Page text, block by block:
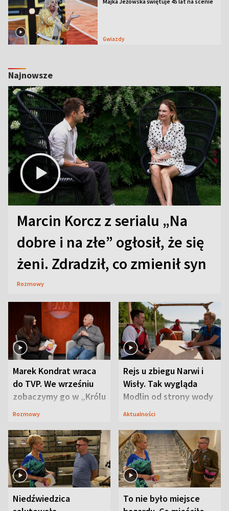
Gwiazdy
Najnowsze
Marcin Korcz z serialu „Na
dobre i na złe” ogłosił, że się
żeni. Zdradził, co zmienił syn
Rozmowy
Marek Kondrat wraca
do TVP. We wrześniu
zobaczymy go w „Królu
Maciusiu I”
Rozmowy
Rejs u zbiegu Narwi i
Wisły. Tak wygląda
Modlin od strony wody
Aktualności
Niedźwiedzica
To nie było miejsce